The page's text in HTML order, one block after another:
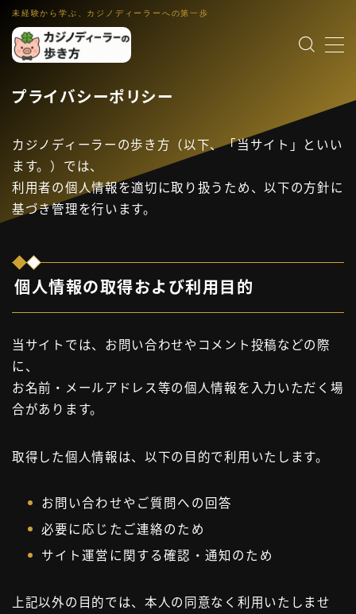
未経験から学ぶ、カジノディーラーへの第一歩
MENU
ゲーム解説 各ゲーム・控除率・ルール入門
働き方・キャリア IR・法律・海外就業・スクール
語学・スキル 英語教材・接客英語・メンタル・ホスピタリティ
運営者情報
お問い合わせ
プライバシーポリシー
カジノディーラーの歩き方（以下、「当サイト」といい
ます。）では、
利用者の個人情報を適切に取り扱うため、以下の方針に
基づき管理を行います。
個人情報の取得および利用目的
当サイトでは、お問い合わせやコメント投稿などの際
に、
お名前・メールアドレス等の個人情報を入力いただく場
合があります。
取得した個人情報は、以下の目的で利用いたします。
お問い合わせやご質問への回答
必要に応じたご連絡のため
サイト運営に関する確認・通知のため
上記以外の目的では、本人の同意なく利用いたしませ